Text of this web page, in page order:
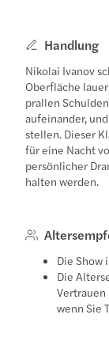
Handlung
Nikolai Ivanov
Oberfläche
prallen
aufeinander,
stellen. Dieser
für eine Nacht
persönlicher
halten werden.
Die Show
Die
wenn Sie